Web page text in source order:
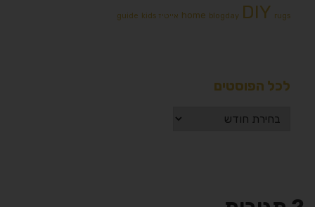
home blogday DIY rugs אייטיז guide kids
לכל הפוסטים